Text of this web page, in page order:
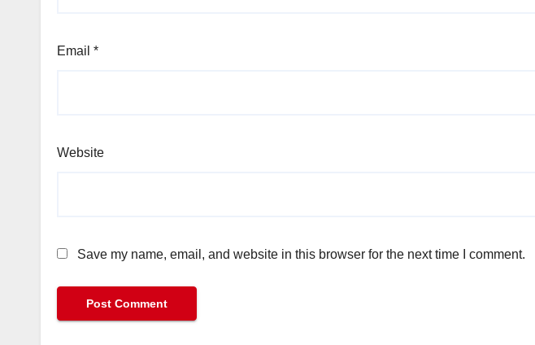
Email *
Website
Save my name, email, and website in this browser for the next time I comment.